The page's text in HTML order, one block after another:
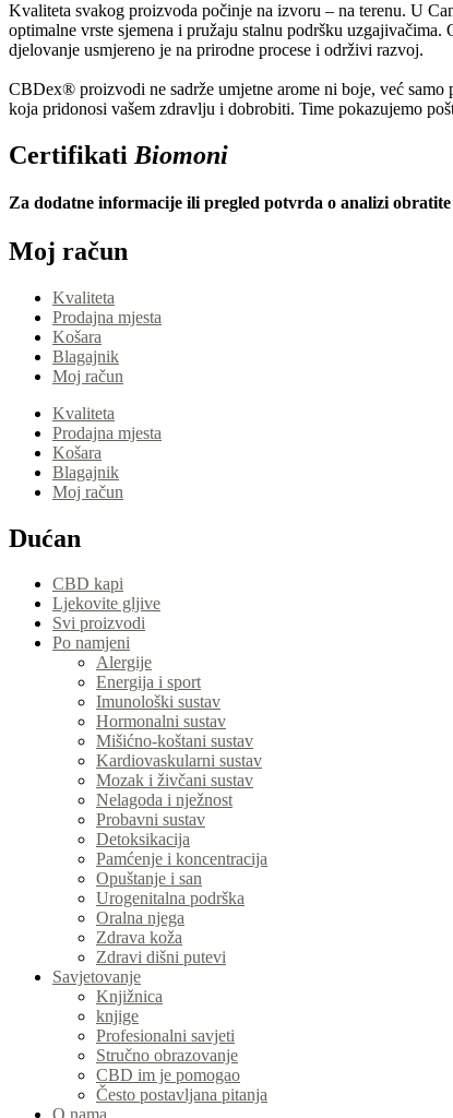
Kvaliteta svakog proizvoda počinje na izvoru – na terenu. U
optimalne vrste sjemena i pružaju stalnu podršku
djelovanje usmjereno je na prirodne procese i održivi razvoj.
CBDex® proizvodi ne sadrže umjetne arome ni boje, već
koja pridonosi vašem zdravlju i dobrobiti. Time pokazujemo
Certifikati Biomoni
Za dodatne informacije ili pregled potvrda o analizi
Moj račun
Kvaliteta
Prodajna mjesta
Košara
Blagajnik
Moj račun
Kvaliteta
Prodajna mjesta
Košara
Blagajnik
Moj račun
Dućan
CBD kapi
Ljekovite gljive
Svi proizvodi
Po namjeni
Alergije
Energija i sport
Imunološki sustav
Hormonalni sustav
Mišićno-koštani sustav
Kardiovaskularni sustav
Mozak i živčani sustav
Nelagoda i nježnost
Probavni sustav
Detoksikacija
Pamćenje i koncentracija
Opuštanje i san
Urogenitalna podrška
Oralna njega
Zdrava koža
Zdravi dišni putevi
Savjetovanje
Knjižnica
knjige
Profesionalni savjeti
Stručno obrazovanje
CBD im je pomogao
Često postavljana pitanja